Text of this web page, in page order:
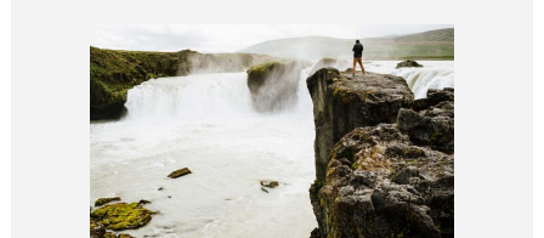
PHOTOS FROM BERLIN
abstract / documentary